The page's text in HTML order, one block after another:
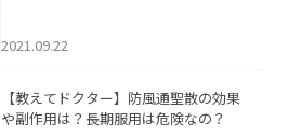
2021.09.22
【教えてドクター】防風通聖散の効果
や副作用は？長期服用は危険なの？